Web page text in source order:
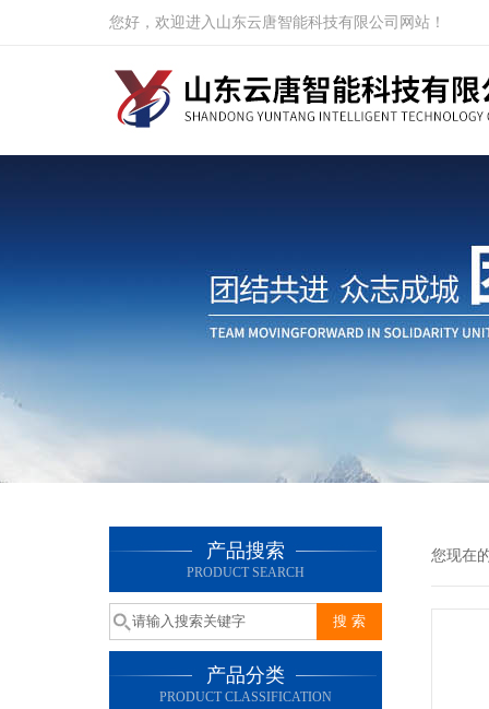
您好，欢迎进入山东云唐智能科技有限公司网站！
产品搜索
PRODUCT SEARCH
产品分类
PRODUCT CLASSIFICATION
您现在